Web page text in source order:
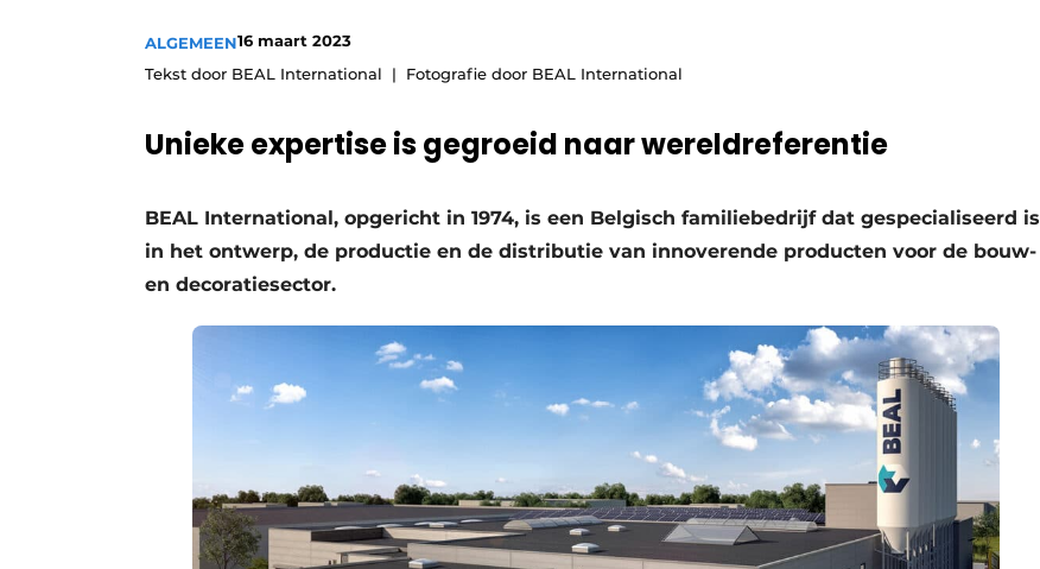
Video’s
ALGEMEEN16 maart 2023
Tekst door BEAL International
Fotografie door BEAL International
Unieke expertise is gegroeid naar wereldreferentie
BEAL International, opgericht in 1974, is een Belgisch familiebedrijf dat gespecialiseerd is
in het ontwerp, de productie en de distributie van innoverende producten voor de bouw-
en decoratiesector.